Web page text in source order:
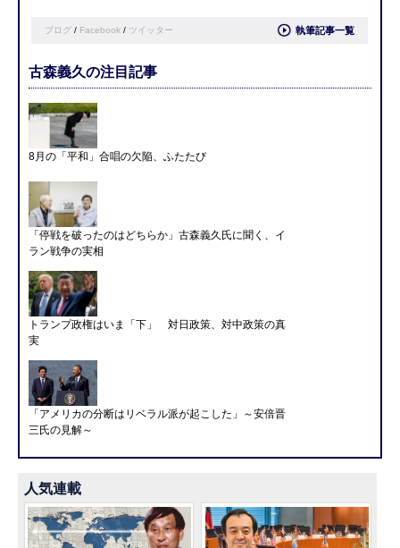
ブログ / Facebook / ツイッター 執筆記事一覧
古森義久の注目記事
8月の「平和」合唱の欠陥、ふたたび
「停戦を破ったのはどちらか」古森義久氏に聞く、イ
ラン戦争の実相
トランプ政権はいま「下」 対日政策、対中政策の真
実
「アメリカの分断はリベラル派が起こした」～安倍晋
三氏の見解～
人気連載